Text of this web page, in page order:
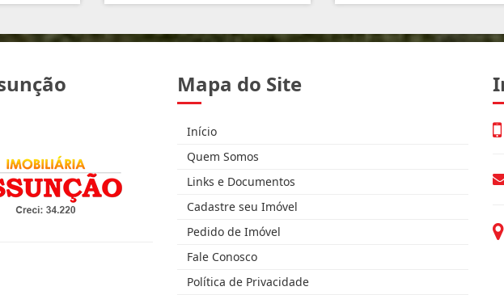
Mapa do Site
Início
Quem Somos
Links e Documentos
Cadastre seu Imóvel
Pedido de Imóvel
Fale Conosco
Política de Privacidade